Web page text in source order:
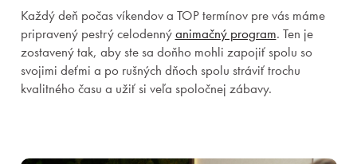
Každý deň počas víkendov a TOP termínov pre vás máme
pripravený pestrý celodennýanimačný program. Ten je
zostavený tak, aby ste sa doňho mohli zapojiť spolu so
svojimi deťmi a po rušných dňoch spolu stráviť trochu
kvalitného času a užiť si veľa spoločnej zábavy.